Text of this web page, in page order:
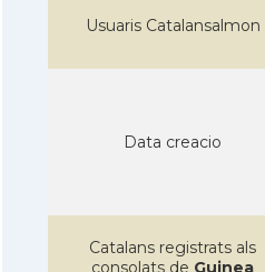
Usuaris Catalansalmon
Data creacio
Catalans registrats als
consolats de Guinea